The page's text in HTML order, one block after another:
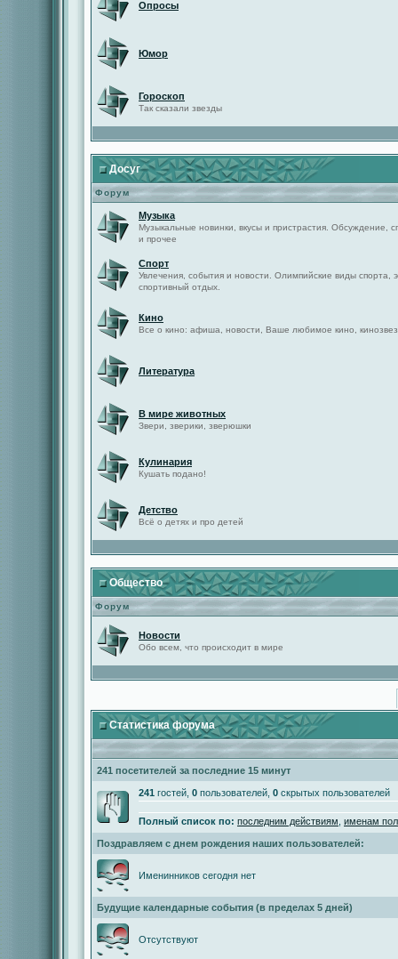
Опросы
Юмор
Гороскоп
Так сказали звезды
Досуг
Форум
Музыка
Музыкальные новинки, вкусы и пристрастия. Обсуждение,
и прочее
Спорт
Увлечения, события и новости. Олимпийские виды спорта,
спортивный отдых.
Кино
Все о кино: афиша, новости, Ваше любимое кино,
Литература
В мире животных
Звери, зверики, зверюшки
Кулинария
Кушать подано!
Детство
Всё о детях и про детей
Общество
Форум
Новости
Обо всем, что происходит в мире
Статистика форума
241 посетителей за последние 15 минут
241 гостей, 0 пользователей, 0 скрытых пользователей
Полный список по: последним действиям именам
Поздравляем с днем рождения наших пользователей:
Именинников сегодня нет
Будущие календарные события (в пределах 5 дней)
Отсутствуют